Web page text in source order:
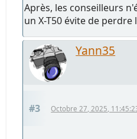
Après, les conseilleurs
un X-T50 évite de
Yann35
#3 Octobre 27, 2025,